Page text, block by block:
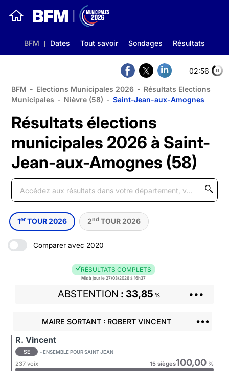
BFM Dates Tout savoir Sondages Résultats
02:56
BFM - Elections Municipales 2026 - Résultats Elections
Municipales - Nièvre (58) - Saint-Jean-aux-Amognes
Résultats élections
municipales 2026 à Saint-
Jean-aux-Amognes (58)
1er TOUR 2026 2nd TOUR 2026
Comparer avec 2020
RÉSULTATS COMPLETS
Mis à jour le 27/03/2026 à 16h37
ABSTENTION 33,85 % •••
MAIRE SORTANT : ROBERT VINCENT •••
R. Vincent
SE - ENSEMBLE POUR SAINT JEAN
237 voix 15 sièges100,00%